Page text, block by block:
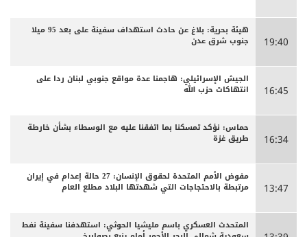
19:40
هيئة بحرية: بلاغ عن حادث استهداف سفينة على بعد 95 ميلا
جنوب شرق عدن
16:45
الجيش الإسرائيلي: هاجمنا عدة مواقع جنوبي لبنان ردا على
انتهاكات حزب الله
16:34
حماس: نؤكد تمسكنا بما اتفقنا عليه مع الوسطاء بشأن خارطة
طريق غزة
13:47
مفوض الأمم المتحدة لحقوق الإنسان: 27 حالة إعدام في إيران
مرتبطة بالاحتجاجات التي شهدتها البلاد مطلع العام
المتحدث العسكري باسم مليشيا الحوثي: استهدفنا سفينة نفط